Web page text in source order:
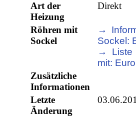
Art der
Heizung
Direkt
Röhren mit
Sockel
→
Sockel:
→ Liste
mit:
Zusätzliche
Informationen
Letzte
Änderung